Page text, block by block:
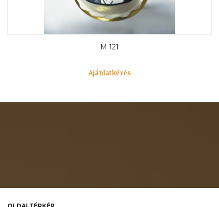
M 121
Ajánlatkérés